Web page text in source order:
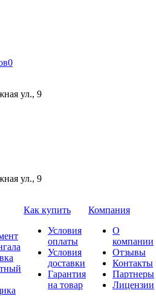
0
ул., 9
ул., 9
Как купить
Условия
оплаты
Условия
доставки
Гарантия
на товар
Компания
О
компании
Отзывы
Контакты
Партнеры
Лицензии